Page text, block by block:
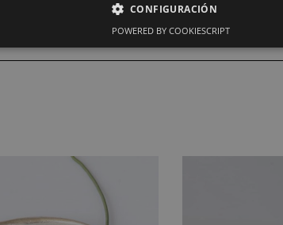
CONFIGURACIÓN
POWERED BY COOKIESCRIPT